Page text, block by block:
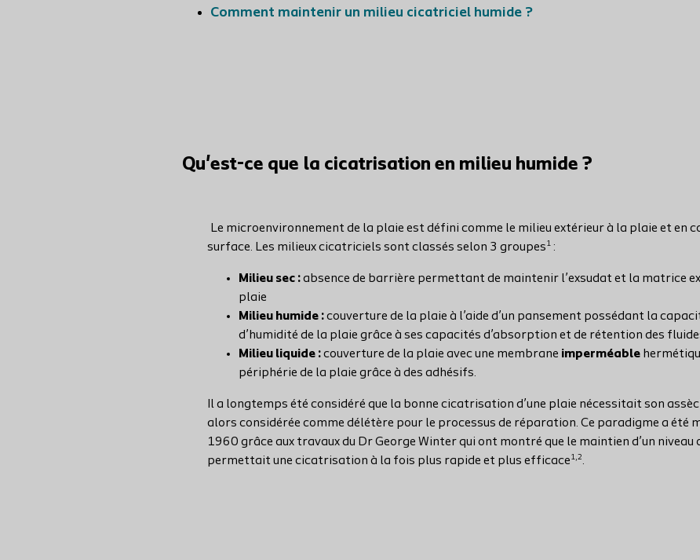
Comment maintenir un milieu cicatriciel humide ?
Qu'est-ce que la cicatrisation en milieu humide ?
Le microenvironnement de la plaie est défini comme le milieu extérieur à la plaie et en
surface. Les milieux cicatriciels sont classés selon 3 groupes1 :
Milieu sec :absence de barrière permettant de maintenir l’exsudat et la matrice
plaie
Milieu humide :couverture de la plaie à l’aide d’un pansement possédant la
d’humidité de la plaie grâce à ses capacités d’absorption et de rétention des
Milieu liquide :couverture de la plaie avec une membrane imperméable
périphérie de la plaie grâce à des adhésifs.
Il a longtemps été considéré que la bonne cicatrisation d’une plaie nécessitait son
alors considérée comme délétère pour le processus de réparation. Ce paradigme a été
1960 grâce aux travaux du Dr George Winter qui ont montré que le maintien d’un
permettait une cicatrisation à la fois plus rapide et plus efficace1,2.